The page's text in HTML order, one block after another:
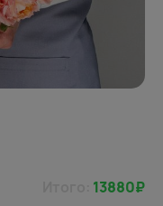
13880₽